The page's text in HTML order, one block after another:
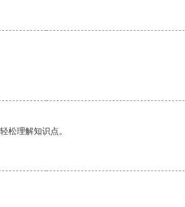
松理解知识点。